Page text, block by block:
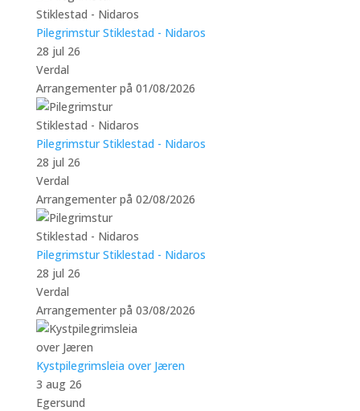
Pilegrimstur Stiklestad - Nidaros
28 jul 26
Verdal
Arrangementer på 01/08/2026
Pilegrimstur Stiklestad - Nidaros
28 jul 26
Verdal
Arrangementer på 02/08/2026
Pilegrimstur Stiklestad - Nidaros
28 jul 26
Verdal
Arrangementer på 03/08/2026
Kystpilegrimsleia over Jæren
3 aug 26
Egersund